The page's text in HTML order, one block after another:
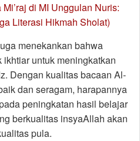
di MI Unggulan Nuris:
Literasi Hikmah Sholat)
menekankan bahwa
untuk meningkatkan
Dengan kualitas bacaan Al-
dan seragam, harapannya
peningkatan hasil belajar
berkualitas insyaAllah akan
pula.